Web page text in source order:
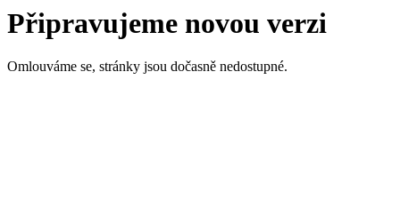
Připravujeme novou verzi
Omlouváme se, stránky jsou dočasně nedostupné.